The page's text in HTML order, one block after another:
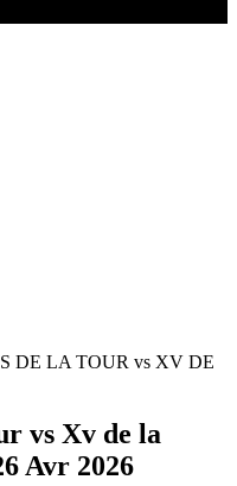
DE LA TOUR vs XV DE
vs Xv de la
Avr 2026